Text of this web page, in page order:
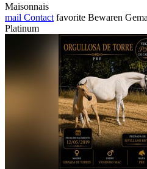
Maisonnais
mail Contact favorite Bewaren
Platinum